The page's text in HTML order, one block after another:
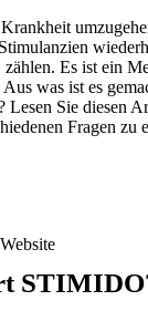
Es ist ein
was ist es
Lesen Sie diesen
Fragen zu